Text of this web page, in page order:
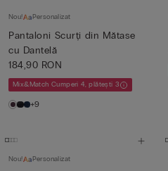
Nou! Personalizat
Pantaloni Scurți din Mătase
cu Dantelă
184,90 RON
Mix&Match Cumperi 4, plătești 3
+9
Nou! Personalizat